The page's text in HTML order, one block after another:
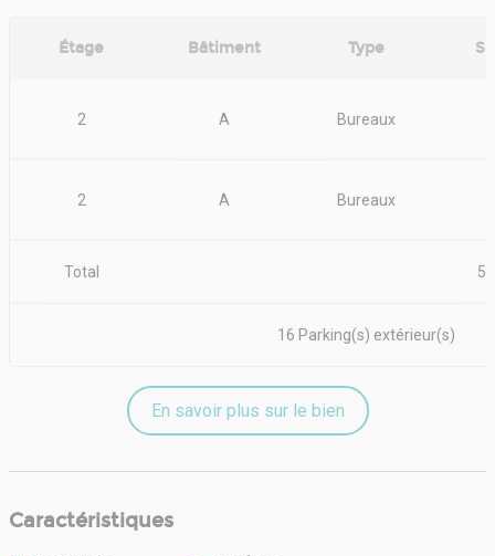
Étage Bâtiment Type
2 A Bureaux
2 A Bureaux
Total
16 Parking(s) extérieur(s)
En savoir plus sur le bien
Caractéristiques